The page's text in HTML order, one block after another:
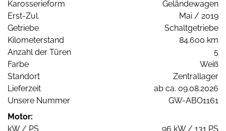
Karosserieform
Geländewagen
Erst-Zul.
Mai / 2019
Getriebe
Schaltgetriebe
Kilometerstand
84.600 km
Anzahl der Türen
5
Farbe
Weiß
Standort
Zentrallager
Lieferzeit
ab ca. 09.08.2026
Unsere Nummer
GW-ABO1161
Motor:
kW / PS
96 kW / 131 PS